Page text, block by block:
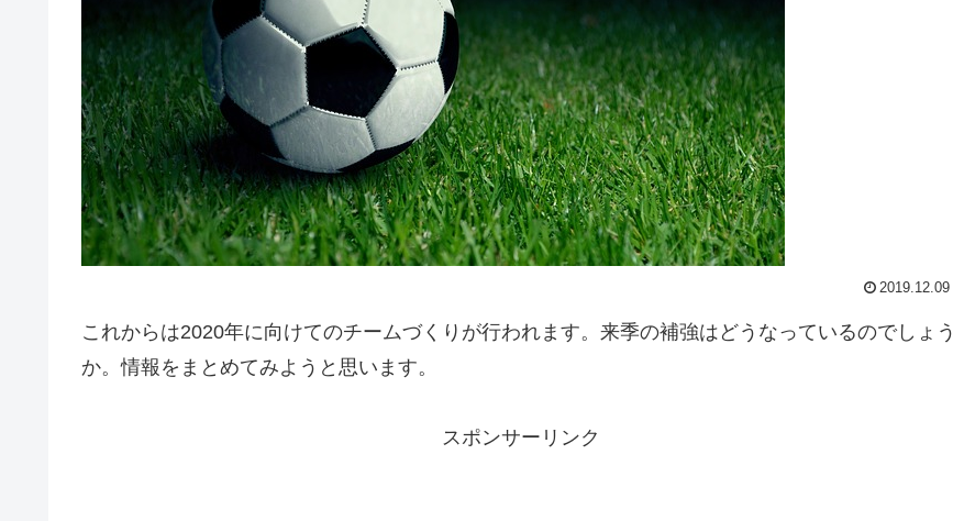
2019.12.09
これからは2020年に向けてのチームづくりが行われます。来季の補強はどうなっているのでしょう
か。情報をまとめてみようと思います。
スポンサーリンク